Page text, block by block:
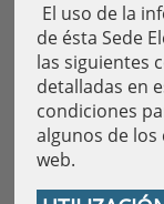
El uso de la
de ésta Sede
las siguientes
detalladas en
condiciones
algunos de
web.